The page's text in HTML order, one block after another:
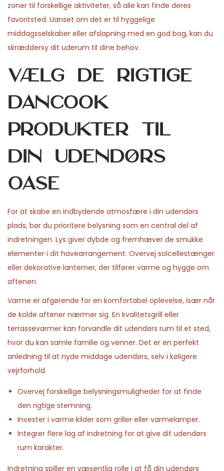
zoner til forskellige aktiviteter, så alle kan finde deres
favoritsted. Uanset om det er til hyggelige
middagsselskaber eller afslapning med en god bog, kan du
skræddersy dit uderum til dine behov.
Vælg de rigtige
Dancook
produkter til
din udendørs
oase
For at skabe en indbydende atmosfære i din udendørs
plads, bør du prioritere belysning som en central del af
indretningen. Lys giver dybde og fremhæver de smukke
elementer i dit havearrangement. Overvej solcellestænger
eller dekorative lanterner, der tilfører varme og hygge om
aftenen.
Varme er afgørende for en komfortabel oplevelse, især når
de kolde aftener nærmer sig. En kvalitetsgrill eller
terrassevarmer kan forvandle dit udendørs rum til et sted,
hvor du kan samle familie og venner. Det er en perfekt
anledning til at nyde middage udendørs, selv i køligere
vejrforhold.
Overvej forskellige belysningsmuligheder for at finde
den rigtige stemning.
Invester i varme kilder som griller eller varmelamper.
Integrer flere lag af indretning for at give dit udendørs
rum karakter.
Indretning spiller en væsentlig rolle i at få din udendørs